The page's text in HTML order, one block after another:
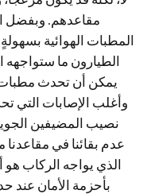
مقاعدهم. وبفضل
المطبات الهوائية
الطيارون ما ستواجهه
يمكن أن تحدث مطبات
وأغلب الإصابات التي
نصيب المضيفين
عدم بقائنا في
الذي يواجه الركاب هو
بأحزمة الأمان عند